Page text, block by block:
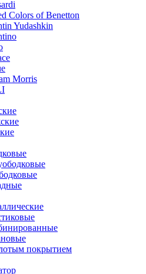
Colors of Benetton
Yudashkin
Morris
покрытием